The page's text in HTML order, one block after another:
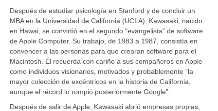
Después de estudiar psicología en Stanford y de concluir un
MBA en la Universidad de California (UCLA), Kawasaki, nacido
en Hawai, se convirtió en el segundo “evangelista” de software
de Apple Computer. Su trabajo, de 1983 a 1987, consistía en
convencer a las personas para que crearan software para el
Macintosh. Él recuerda con cariño a sus compañeros en Apple
como individuos visionarios, motivados y probablemente “la
mayor colección de excéntricos en la historia de California,
aunque el récord lo rompió posteriormente Google”.
Después de salir de Apple, Kawasaki abrió empresas propias,